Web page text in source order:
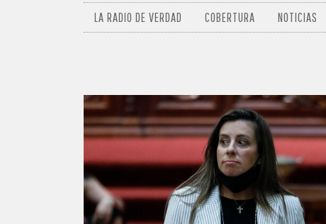
LA RADIO DE VERDAD COBERTURA NOTICIAS